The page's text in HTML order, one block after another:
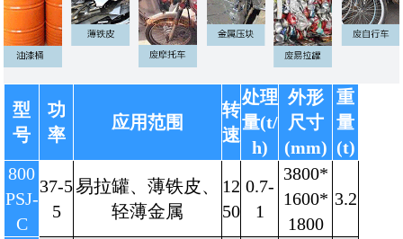
型
号
功
率
应用范围
转
速
处理
量(t/
h)
外形
尺寸
(mm)
重
量
(t)
800
PSJ-
C
37-5
5
易拉罐、薄铁皮、
轻薄金属
12
50
0.7-
1
3800*
1600*
1800
3.2